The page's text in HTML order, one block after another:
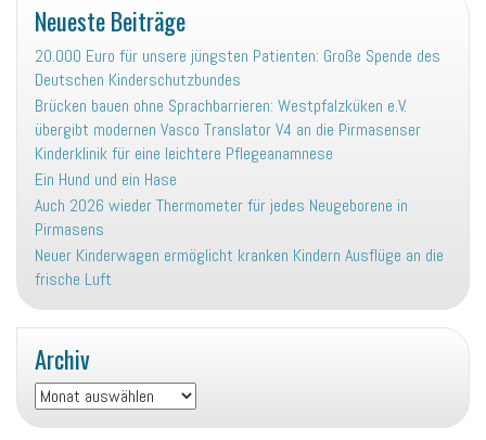
Neueste Beiträge
20.000 Euro für unsere jüngsten Patienten: Große Spende des
Deutschen Kinderschutzbundes
Brücken bauen ohne Sprachbarrieren: Westpfalzküken e.V.
übergibt modernen Vasco Translator V4 an die Pirmasenser
Kinderklinik für eine leichtere Pflegeanamnese
Ein Hund und ein Hase
Auch 2026 wieder Thermometer für jedes Neugeborene in
Pirmasens
Neuer Kinderwagen ermöglicht kranken Kindern Ausflüge an die
frische Luft
Archiv
Archiv